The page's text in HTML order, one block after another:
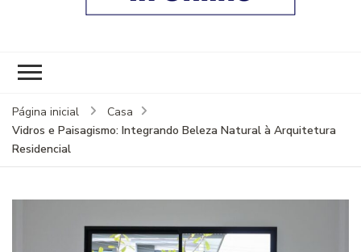
Página inicial
Casa
Vidros e Paisagismo: Integrando Beleza Natural à Arquitetura
Residencial